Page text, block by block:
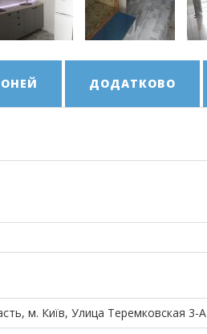
ДОДАТКОВО
м. Київ, Улица Теремковская 3-А